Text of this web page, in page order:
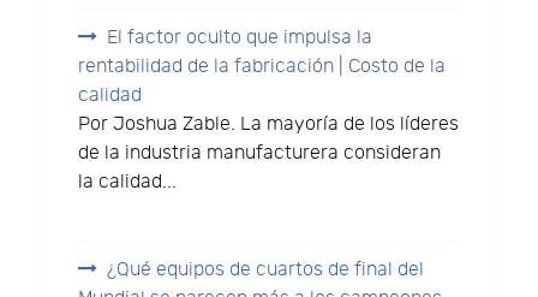
El factor oculto que impulsa la
rentabilidad de la fabricación | Costo de la
calidad
Por Joshua Zable. La mayoría de los líderes
de la industria manufacturera consideran
la calidad...
¿Qué equipos de cuartos de final del